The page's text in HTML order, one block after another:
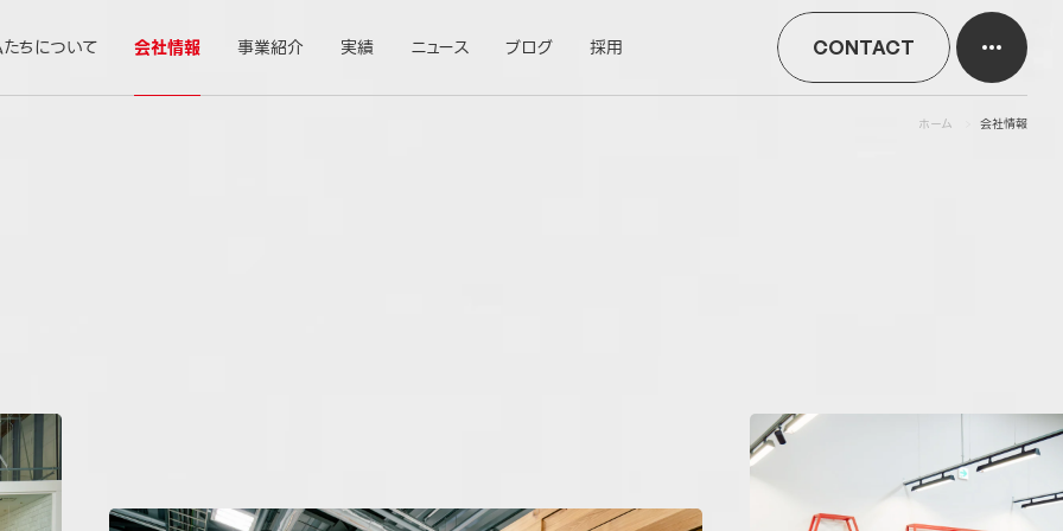
CONTACT
ちについて 会社情報 事業紹介 実績 ニュース ブログ 採用
ホーム 会社情報